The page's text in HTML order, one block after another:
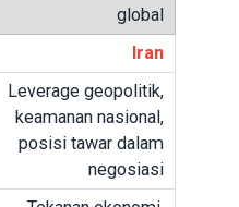
global
Iran
Leverage geopolitik,
keamanan nasional,
posisi tawar dalam
negosiasi